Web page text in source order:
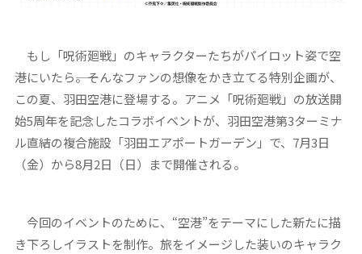
もし「呪術廻戦」のキャラクターたちがパイロット姿で空
港にいたら――。そんなファンの想像をかき立てる特別企画が、
この夏、羽田空港に登場する。アニメ「呪術廻戦」の放送開
始5周年を記念したコラボイベントが、羽田空港第3ターミナ
ル直結の複合施設「羽田エアポートガーデン」で、7月3日
（金）から8月2日（日）まで開催される。
今回のイベントのために、“空港”をテーマにした新たに描
き下ろしイラストを制作。旅をイメージした装いのキャラク